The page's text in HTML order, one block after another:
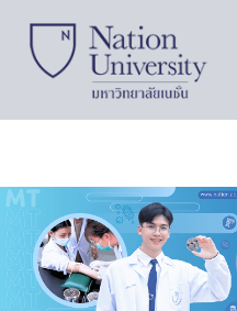
content